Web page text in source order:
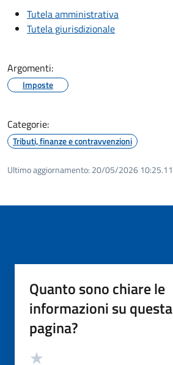
Tutela amministrativa
Tutela giurisdizionale
Argomenti:
Imposte
Categorie:
Tributi, finanze e contravvenzioni
Ultimo aggiornamento: 20/05/2026 10:25.11
Quanto sono chiare le
informazioni su questa
pagina?
Valutazione